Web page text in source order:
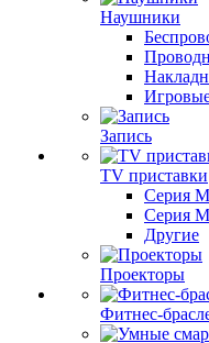
Наушники
Запись
TV приставки
Серия
Серия
Другие
Проекторы
Фитнес-